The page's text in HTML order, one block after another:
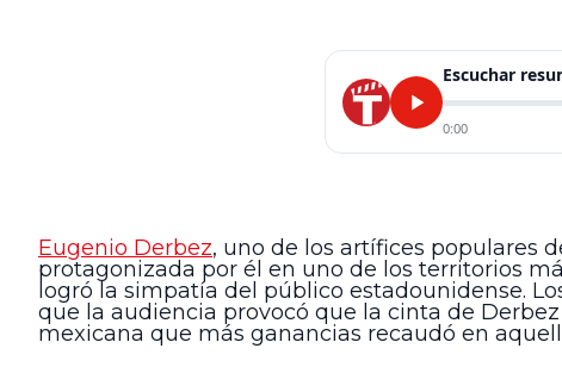
Escuchar
0:00
Eugenio Derbez, uno de los artífices populares
protagonizada por él en uno de los territorios
logró la simpatía del público estadounidense.
que la audiencia provocó que la cinta de
mexicana que más ganancias recaudó en